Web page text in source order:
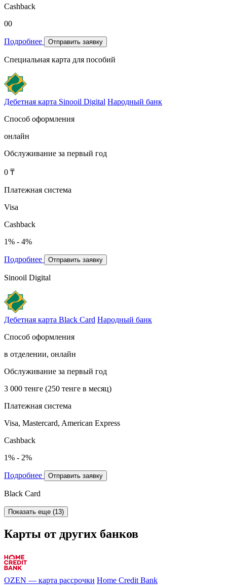
Cashback
00
Подробнее Отправить заявку
Специальная карта для пособий
Дебетная карта Sinooil Digital Народный банк
Способ оформления
онлайн
Обслуживание за первый год
0 ₸
Платежная система
Visa
Cashback
1% - 4%
Подробнее Отправить заявку
Sinooil Digital
Дебетная карта Black Card Народный банк
Способ оформления
в отделении, онлайн
Обслуживание за первый год
3 000 тенге (250 тенге в месяц)
Платежная система
Visa, Mastercard, American Express
Cashback
1% - 2%
Подробнее Отправить заявку
Black Card
Показать еще (13)
Карты от других банков
OZEN — карта рассрочки Home Credit Bank